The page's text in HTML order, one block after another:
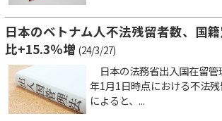
日本のベトナム人不法残留者数、国
比+15.3％増 (24/3/27)
日本の法務省出入国在留
年1月1日時点における不法
によると、...